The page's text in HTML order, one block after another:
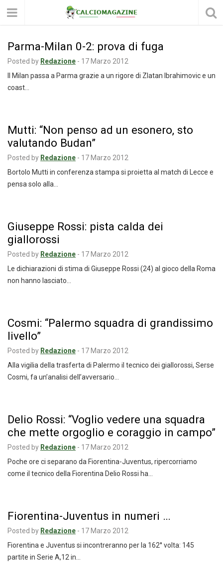
Parma-Milan 0-2: prova di fuga
Posted by Redazione - 17 Marzo 2012
Il Milan passa a Parma grazie a un rigore di Zlatan Ibrahimovic e un
coast…
Mutti: “Non penso ad un esonero, sto
valutando Budan”
Posted by Redazione - 17 Marzo 2012
Bortolo Mutti in conferenza stampa si proietta al match di Lecce e
pensa solo alla…
Giuseppe Rossi: pista calda dei
giallorossi
Posted by Redazione - 17 Marzo 2012
Le dichiarazioni di stima di Giuseppe Rossi (24) al gioco della Roma
non hanno lasciato…
Cosmi: “Palermo squadra di grandissimo
livello”
Posted by Redazione - 17 Marzo 2012
Alla vigilia della trasferta di Palermo il tecnico dei giallorossi, Serse
Cosmi, fa un’analisi dell’avversario…
Delio Rossi: “Voglio vedere una squadra
che mette orgoglio e coraggio in campo”
Posted by Redazione - 17 Marzo 2012
Poche ore ci separano da Fiorentina-Juventus, ripercorriamo
come il tecnico della Fiorentina Delio Rossi ha…
Fiorentina-Juventus in numeri …
Posted by Redazione - 17 Marzo 2012
Fiorentina e Juventus si incontreranno per la 162° volta: 145
partite in Serie A,12 in…